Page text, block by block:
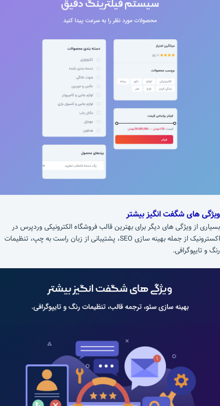
ویژگی های شگفت انگیز بیشتر
بسیاری از ویژگی های دیگر برای بهترین قالب فروشگاه الکترونیکی وردپرس در
اکسترونیک از جمله بهینه سازی SEO، پشتیبانی از زبان راست به چپ، تنظیمات
رنگ و تایپوگرافی.